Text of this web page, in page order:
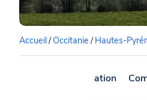
Accueil/Occitanie/ Hautes-
Présentation